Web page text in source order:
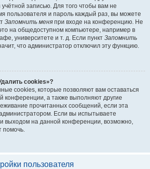
записью. Для того чтобы вам не
пользователя и пароль каждый раз, вы можете
Запомнить меня при входе на конференцию. Не
на общедоступном компьютере, например в
университете и т. д. Если пункт Запомнить
что администратор отключил эту функцию.
cookies»?
cookies, которые позволяют вам оставаться
конференции, а также выполняют другие
прочитанных сообщений, если эта
Если вы испытываете
выходом на данной конференции, возможно,
помочь.
пользователя